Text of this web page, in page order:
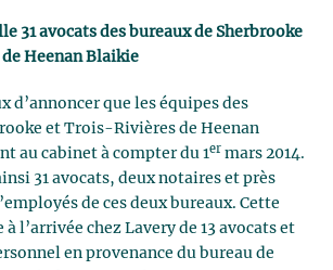
31 avocats des bureaux de Sherbrooke
Heenan Blaikie
d’annoncer que les équipes des
et Trois-Rivières de Heenan
au cabinet à compter du 1er mars 2014.
31 avocats, deux notaires et près
de ces deux bureaux. Cette
l’arrivée chez Lavery de 13 avocats et
en provenance du bureau de